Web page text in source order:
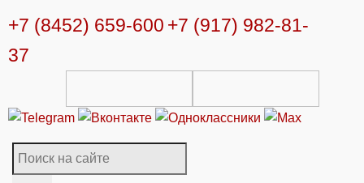
+7 (8452) 659-600 +7 (917) 982-81-
37